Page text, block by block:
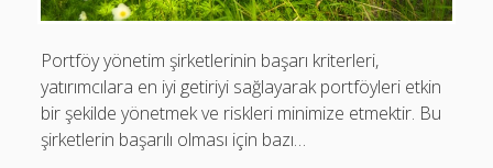
Portföy yönetim şirketlerinin başarı kriterleri,
yatırımcılara en iyi getiriyi sağlayarak portföyleri etkin
bir şekilde yönetmek ve riskleri minimize etmektir. Bu
şirketlerin başarılı olması için bazı…